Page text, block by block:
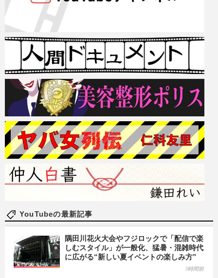
YouTubeの最新記事
隅田川花火大会やフジロックで「配信で楽
しむスタイル」が一般化、猛暑・混雑時代
に広がる“新しい夏イベントの楽しみ方”
5時間前